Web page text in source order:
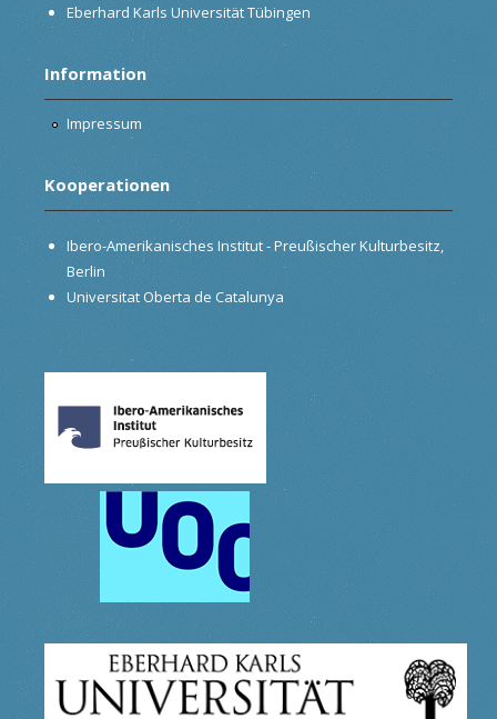
Eberhard Karls Universität Tübingen
Information
Impressum
Kooperationen
Ibero-Amerikanisches Institut - Preußischer Kulturbesitz,
Berlin
Universitat Oberta de Catalunya